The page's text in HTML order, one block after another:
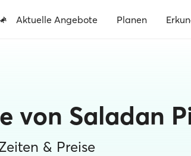
Aktuelle Angebote Planen
von Saladan
& Preise